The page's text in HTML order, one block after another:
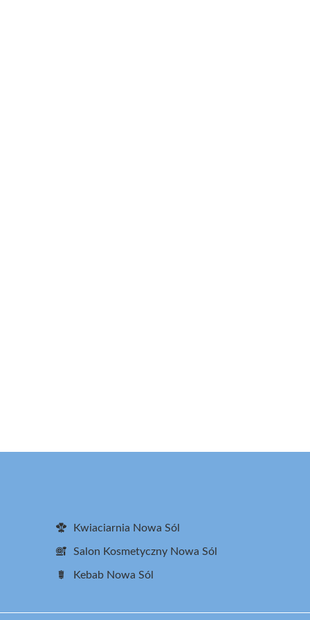
Kwiaciarnia Nowa Sól
Salon Kosmetyczny Nowa Sól
Kebab Nowa Sól